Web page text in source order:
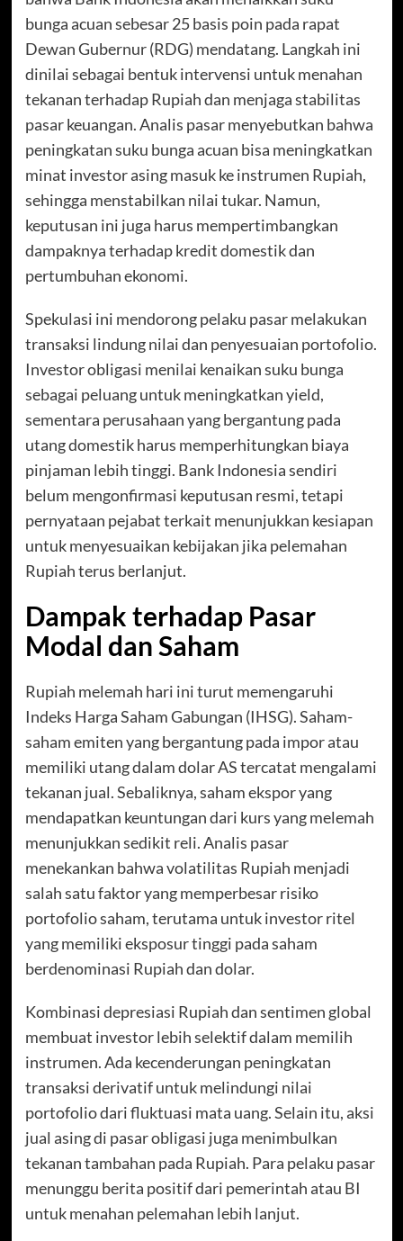
bunga acuan sebesar 25 basis poin pada rapat
Dewan Gubernur (RDG) mendatang. Langkah ini
dinilai sebagai bentuk intervensi untuk menahan
tekanan terhadap Rupiah dan menjaga stabilitas
pasar keuangan. Analis pasar menyebutkan bahwa
peningkatan suku bunga acuan bisa meningkatkan
minat investor asing masuk ke instrumen Rupiah,
sehingga menstabilkan nilai tukar. Namun,
keputusan ini juga harus mempertimbangkan
dampaknya terhadap kredit domestik dan
pertumbuhan ekonomi.
Spekulasi ini mendorong pelaku pasar melakukan
transaksi lindung nilai dan penyesuaian portofolio.
Investor obligasi menilai kenaikan suku bunga
sebagai peluang untuk meningkatkan yield,
sementara perusahaan yang bergantung pada
utang domestik harus memperhitungkan biaya
pinjaman lebih tinggi. Bank Indonesia sendiri
belum mengonfirmasi keputusan resmi, tetapi
pernyataan pejabat terkait menunjukkan kesiapan
untuk menyesuaikan kebijakan jika pelemahan
Rupiah terus berlanjut.
Dampak terhadap Pasar
Modal dan Saham
Rupiah melemah hari ini turut memengaruhi
Indeks Harga Saham Gabungan (IHSG). Saham-
saham emiten yang bergantung pada impor atau
memiliki utang dalam dolar AS tercatat mengalami
tekanan jual. Sebaliknya, saham ekspor yang
mendapatkan keuntungan dari kurs yang melemah
menunjukkan sedikit reli. Analis pasar
menekankan bahwa volatilitas Rupiah menjadi
salah satu faktor yang memperbesar risiko
portofolio saham, terutama untuk investor ritel
yang memiliki eksposur tinggi pada saham
berdenominasi Rupiah dan dolar.
Kombinasi depresiasi Rupiah dan sentimen global
membuat investor lebih selektif dalam memilih
instrumen. Ada kecenderungan peningkatan
transaksi derivatif untuk melindungi nilai
portofolio dari fluktuasi mata uang. Selain itu, aksi
jual asing di pasar obligasi juga menimbulkan
tekanan tambahan pada Rupiah. Para pelaku pasar
menunggu berita positif dari pemerintah atau BI
untuk menahan pelemahan lebih lanjut.